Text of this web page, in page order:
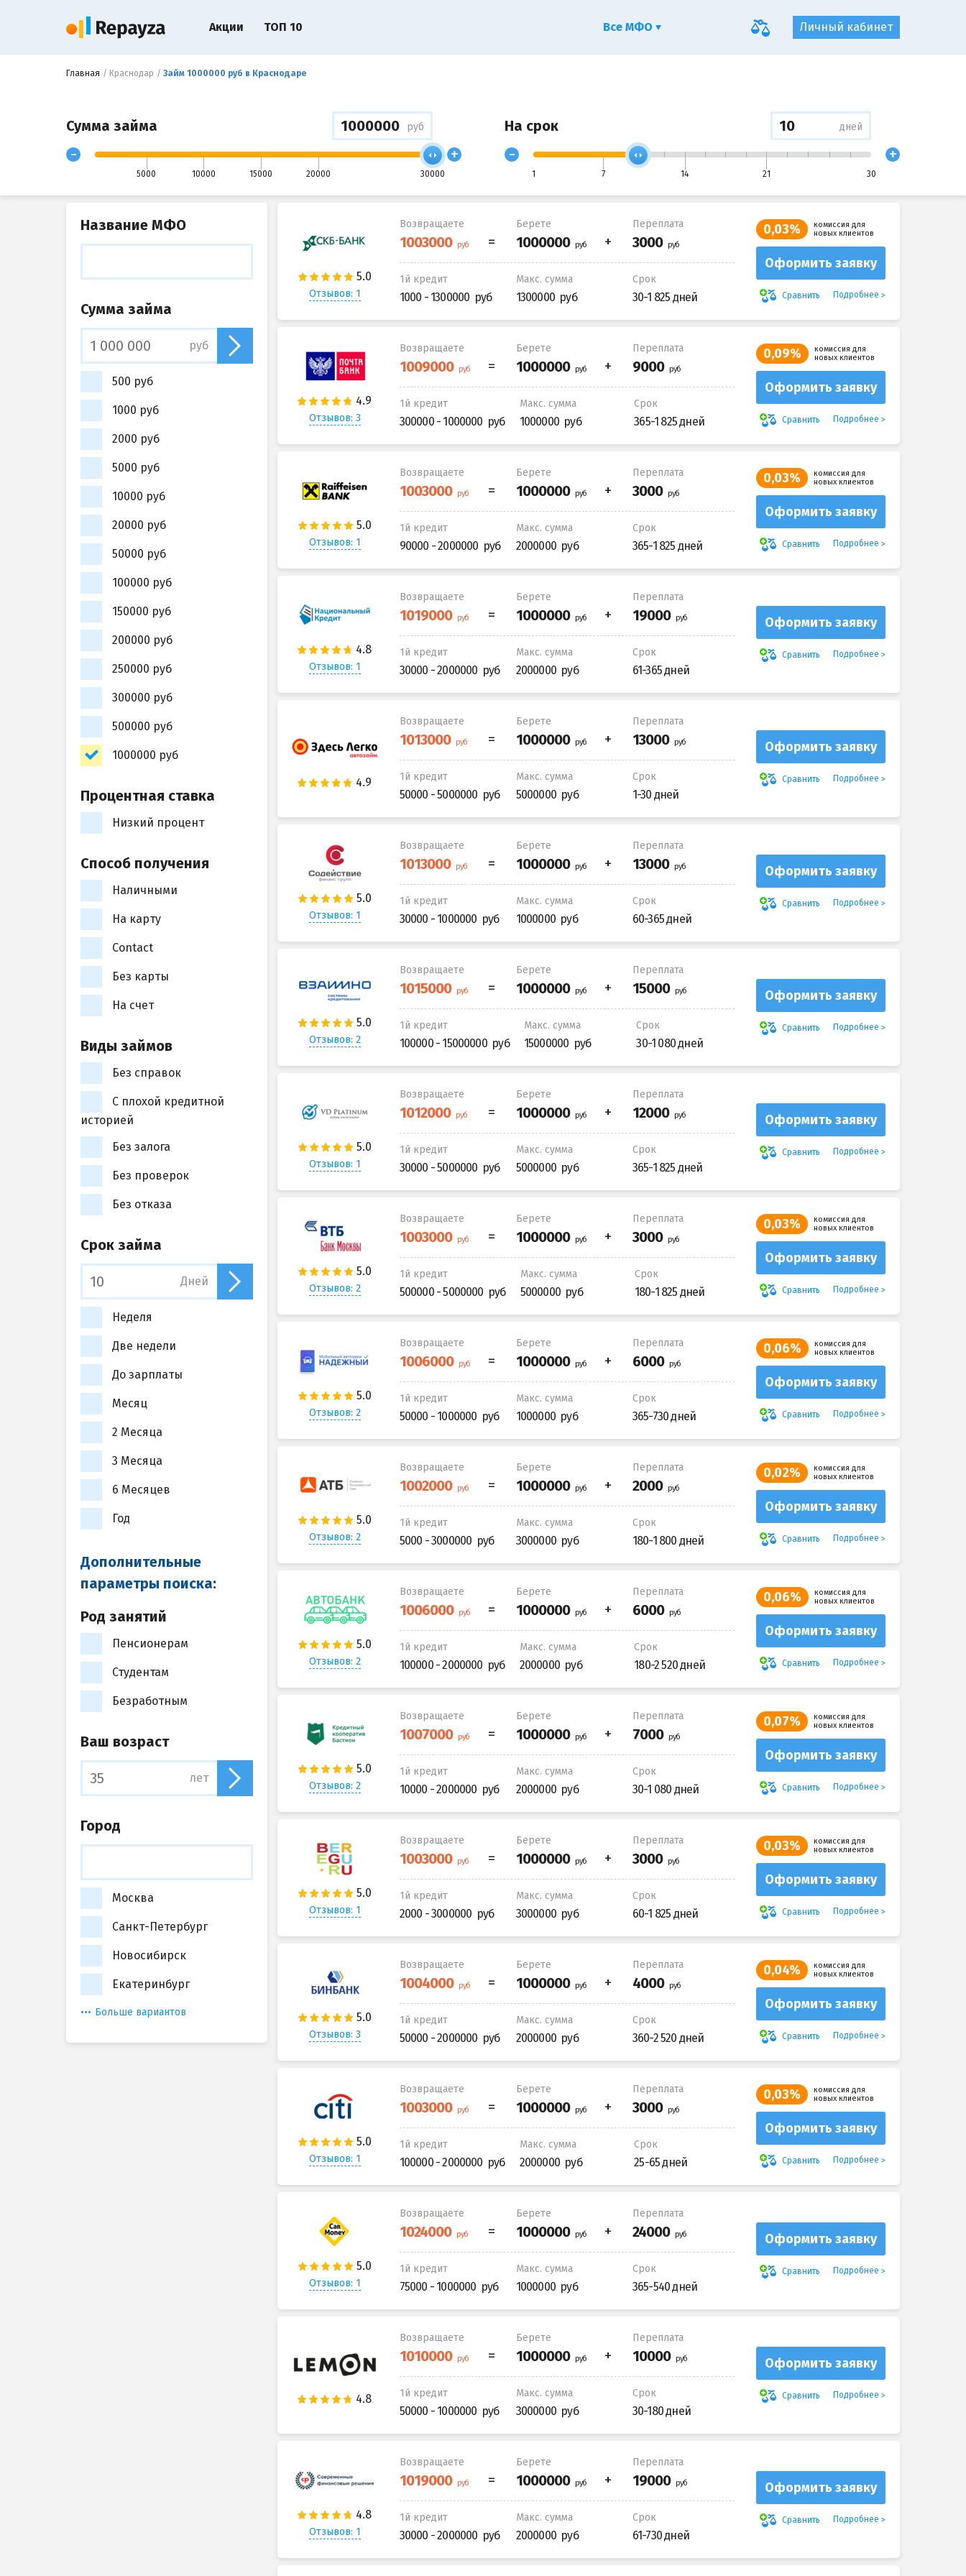
Главная Краснодар Займ 1000000 руб в Краснодаре
Сумма займа руб
-
5000 10000 15000 20000 30000
+
На срок дней
-
1 7 14 21 30
+
Отзывов: 1
Возвращаете Берете Переплата
1й кредит
1000 - 1300000
Макс. сумма
1300000
Срок
30-1 825 дней
0,03%
комиссия для
новых клиентов
Оформить заявку
Сравнить Подробнее
Отзывов: 3
Возвращаете Берете Переплата
1й кредит
300000 - 1000000
Макс. сумма
1000000
Срок
365-1 825 дней
0,09%
комиссия для
новых клиентов
Оформить заявку
Сравнить Подробнее
Отзывов: 1
Возвращаете Берете Переплата
1й кредит
90000 - 2000000
Макс. сумма
2000000
Срок
365-1 825 дней
0,03%
комиссия для
новых клиентов
Оформить заявку
Сравнить Подробнее
Отзывов: 1
Возвращаете Берете Переплата
1й кредит
30000 - 2000000
Макс. сумма
2000000
Срок
61-365 дней
Оформить заявку
Сравнить Подробнее
Возвращаете Берете Переплата
1й кредит
50000 - 5000000
Макс. сумма
5000000
Срок
1-30 дней
Оформить заявку
Сравнить Подробнее
Отзывов: 1
Возвращаете Берете Переплата
1й кредит
30000 - 1000000
Макс. сумма
1000000
Срок
60-365 дней
Оформить заявку
Сравнить Подробнее
Отзывов: 2
Возвращаете Берете Переплата
1й кредит
100000 - 15000000
Макс. сумма
15000000
Срок
30-1 080 дней
Оформить заявку
Сравнить Подробнее
Отзывов: 1
Возвращаете Берете Переплата
1й кредит
30000 - 5000000
Макс. сумма
5000000
Срок
365-1 825 дней
Оформить заявку
Сравнить Подробнее
Отзывов: 2
Возвращаете Берете Переплата
1й кредит
500000 - 5000000
Макс. сумма
5000000
Срок
180-1 825 дней
0,03%
комиссия для
новых клиентов
Оформить заявку
Сравнить Подробнее
Отзывов: 2
Возвращаете Берете Переплата
1й кредит
50000 - 1000000
Макс. сумма
1000000
Срок
365-730 дней
0,06%
комиссия для
новых клиентов
Оформить заявку
Сравнить Подробнее
Отзывов: 2
Возвращаете Берете Переплата
1й кредит
5000 - 3000000
Макс. сумма
3000000
Срок
180-1 800 дней
0,02%
комиссия для
новых клиентов
Оформить заявку
Сравнить Подробнее
Отзывов: 2
Возвращаете Берете Переплата
1й кредит
100000 - 2000000
Макс. сумма
2000000
Срок
180-2 520 дней
0,06%
комиссия для
новых клиентов
Оформить заявку
Сравнить Подробнее
Отзывов: 2
Возвращаете Берете Переплата
1й кредит
10000 - 2000000
Макс. сумма
2000000
Срок
30-1 080 дней
0,07%
комиссия для
новых клиентов
Оформить заявку
Сравнить Подробнее
Отзывов: 1
Возвращаете Берете Переплата
1й кредит
2000 - 3000000
Макс. сумма
3000000
Срок
60-1 825 дней
0,03%
комиссия для
новых клиентов
Оформить заявку
Сравнить Подробнее
Отзывов: 3
Возвращаете Берете Переплата
1й кредит
50000 - 2000000
Макс. сумма
2000000
Срок
360-2 520 дней
0,04%
комиссия для
новых клиентов
Оформить заявку
Сравнить Подробнее
Отзывов: 1
Возвращаете Берете Переплата
1й кредит
100000 - 2000000
Макс. сумма
2000000
Срок
25-65 дней
0,03%
комиссия для
новых клиентов
Оформить заявку
Сравнить Подробнее
Отзывов: 1
Возвращаете Берете Переплата
1й кредит
75000 - 1000000
Макс. сумма
1000000
Срок
365-540 дней
Оформить заявку
Сравнить Подробнее
Возвращаете Берете Переплата
1й кредит
50000 - 1000000
Макс. сумма
3000000
Срок
30-180 дней
Оформить заявку
Сравнить Подробнее
Отзывов: 1
Возвращаете Берете Переплата
1й кредит
30000 - 2000000
Макс. сумма
2000000
Срок
61-730 дней
Оформить заявку
Сравнить Подробнее
Название МФО
Сумма займа
руб
500 руб
1000 руб
2000 руб
5000 руб
10000 руб
20000 руб
50000 руб
100000 руб
150000 руб
200000 руб
250000 руб
300000 руб
500000 руб
1000000 руб
Процентная ставка
Низкий процент
Способ получения
Наличными
На карту
Contact
Без карты
На счет
Виды займов
Без справок
С плохой кредитной
историей
Без залога
Без проверок
Без отказа
Срок займа
Дней
Неделя
Две недели
До зарплаты
Месяц
2 Месяца
3 Месяца
6 Месяцев
Год
Дополнительные
параметры поиска:
Род занятий
Пенсионерам
Студентам
Безработным
Ваш возраст
лет
Город
Москва
Санкт-Петербург
Новосибирск
Екатеринбург
Больше вариантов
Личный кабинет
Акции ТОП 10 Все МФО